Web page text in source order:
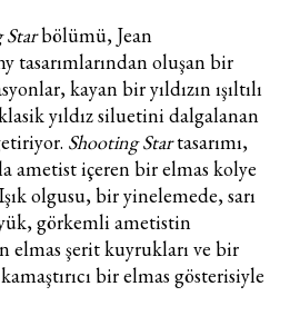
reklam, tanıtım,
kutlama/ temenni
e-bülten/ ticari
e-posta
yapılmasına onay
amaçla ad/
adresi verilerimin
rıza veriyorum.
KAYDET KAPAT
Starbölümü, Jean
tasarımlarından oluşan bir
kayan bir yıldızın ışıltılı
yıldız siluetini dalgalanan
Shooting Startasarımı,
ametist içeren bir elmas kolye
olgusu, bir yinelemede, sarı
görkemli ametistin
elmas şerit kuyrukları ve bir
bir elmas gösterisiyle